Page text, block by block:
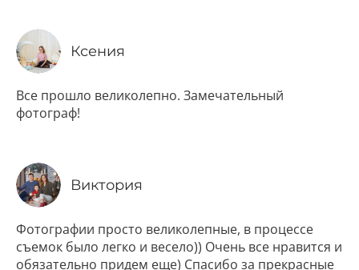
Ксения
Все прошло великолепно. Замечательный
фотограф!
Виктория
Фотографии просто великолепные, в процессе
съемок было легко и весело)) Очень все нравится и
обязательно придем еще) Спасибо за прекрасные